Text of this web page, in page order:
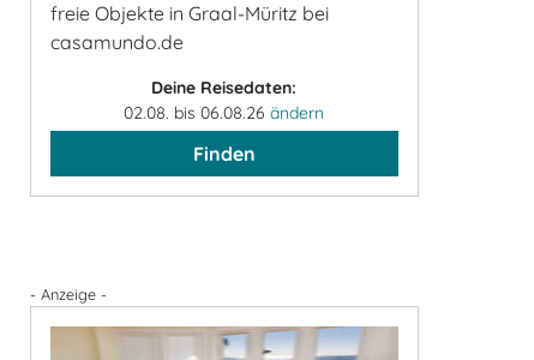
freie Objekte in Graal-Müritz bei
casamundo.de
Deine Reisedaten:
02.08. bis 06.08.26ändern
Finden
- Anzeige -